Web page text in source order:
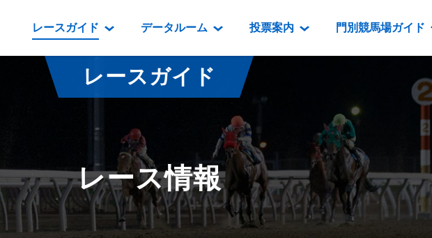
レースガイド
レース情報
払戻金一覧
騎手成績表
馬番成績表
番組・級別表ダウンロード
開催カレンダー
重賞競走体系図
スタリオンシリーズ競走
データルーム
データルーム
騎手・調教師紹介
坂路調教映像
遠征馬情報
映像コンテンツ
重賞競走VTR
重賞競走参考VTR
レースダイジェスト
新馬ダイジェスト
投票案内
電話・インターネット投票
場外発売所
実況・テレホンサービス
発売・払戻
門別競馬場ガイド
門別競馬場情報
門別競馬場グルメ
とねっこジンギスカン
いずみ食堂
ルンビニフードカフェ
勝馬屋
レースガイド
レース情報